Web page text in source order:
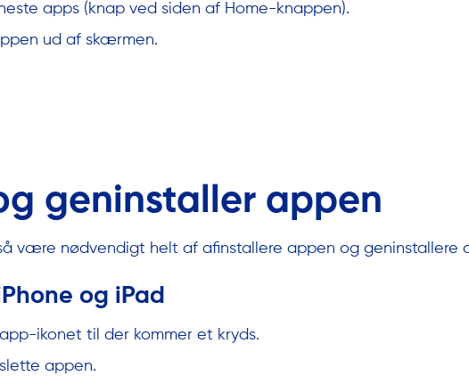
apps (knap ved siden af Home-knappen).
ud af skærmen.
geninstaller appen
være nødvendigt helt af afinstallere appen og geninstallere
og iPad
ikonet til der kommer et kryds.
appen.